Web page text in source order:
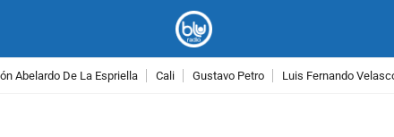
Abelardo De La Espriella Cali Gustavo Petro Luis Fernando